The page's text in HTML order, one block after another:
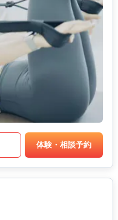
体験・相談予約